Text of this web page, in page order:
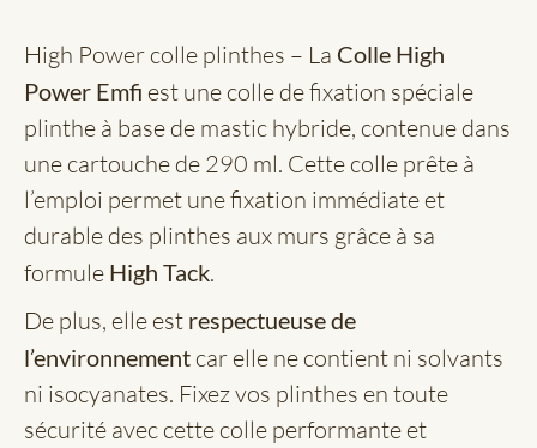
High Power colle plinthes – La Colle High
Power Emfi est une colle de fixation spéciale
plinthe à base de mastic hybride, contenue dans
une cartouche de 290 ml. Cette colle prête à
l’emploi permet une fixation immédiate et
durable des plinthes aux murs grâce à sa
formule High Tack.
De plus, elle est respectueuse de
l’environnement car elle ne contient ni solvants
ni isocyanates. Fixez vos plinthes en toute
sécurité avec cette colle performante et